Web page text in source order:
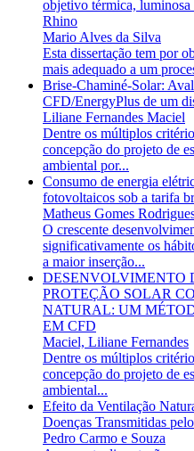
objetivo térmica, luminosa
Rhino
Mario Alves da Silva
Esta dissertação tem por
mais adequado a um
Brise-Chaminé-Solar:
CFD/EnergyPlus de um
Liliane Fernandes Maciel
Dentre os múltiplos
concepção do projeto de
ambiental por...
Consumo de energia
fotovoltaicos sob a tarifa
Matheus Gomes
O crescente
significativamente os
a maior inserção...
DESENVOLVIMENTO
PROTEÇÃO SOLAR
NATURAL: UM
EM CFD
Maciel, Liliane Fernandes
Dentre os múltiplos
concepção do projeto de
ambiental...
Efeito da Ventilação
Doenças Transmitidas
Pedro Carmo e Souza